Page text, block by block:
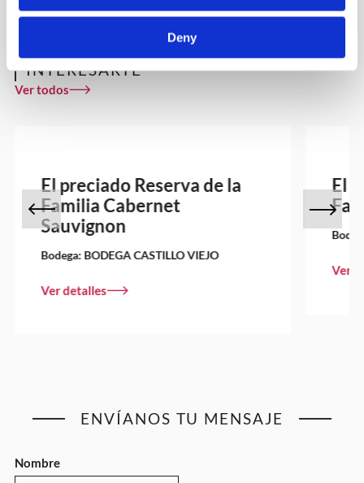
Deny
INTERESARTE
Ver todos
El preciado Reserva de la
Familia Cabernet
Sauvignon
Bodega: BODEGA CASTILLO VIEJO
Ver detalles
El
Ver
ENVÍANOS TU MENSAJE
Nombre